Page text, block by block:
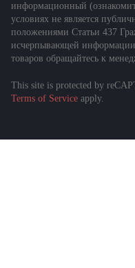
информационный
условиях не является
положениями Статьи 437
исчерпывающей информации
товаров обращайтесь к
This site is protected by
Terms of Service apply.
Подобрать спецтехнику
за 1 минуту